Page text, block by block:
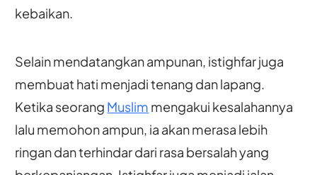
kebaikan.
Selain mendatangkan ampunan, istighfar juga
membuat hati menjadi tenang dan lapang.
Ketika seorang Muslim mengakui kesalahannya
lalu memohon ampun, ia akan merasa lebih
ringan dan terhindar dari rasa bersalah yang